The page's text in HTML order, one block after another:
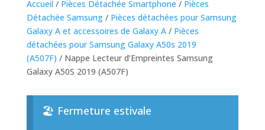
Accueil / Pièces Détachée Smartphone / Pièces
Détachée Samsung/ Pièces détachées pour Samsung
Galaxy A et accessoires de Galaxy A/ Pièces
détachées pour Samsung Galaxy A50s 2019
(A507F) / Nappe Lecteur d’Empreintes Samsung
Galaxy A50S 2019 (A507F)
🏖️ Fermeture estivale